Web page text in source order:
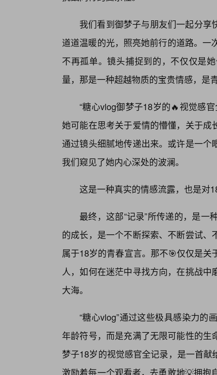
我们看到御梦子与朋友们一起分
道道温暖的光，照亮她前行的道路。
不再孤单。镜头捕捉到的，不仅仅是
量，那是一种超越物质的宝贵情感，是
“糖心vlog御梦子18岁的🔥视觉感
她可能在思考关于爱情的懵懂，关于
通过镜头细腻地传递出来。或许是一
我们窥见了她内心深处的波澜。
这是一种真实的情感流露，也是对
最终，这部“记录”所传递的，是
的成长，是一个不断探索、不断尝试
属于18岁的青春宣言。那不🎯仅仅是
人，如何在迷茫中寻找方向，在挑战
大海。
“糖心vlog”通过这些极具感染力的
年龄符号，而是充满了无限可能性的
梦子18岁的视觉感官全记录，是一首
激励着每一个观看者，去勇敢地💡拥